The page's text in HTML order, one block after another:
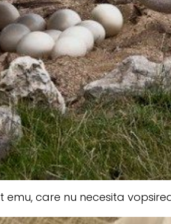
care nu necesita